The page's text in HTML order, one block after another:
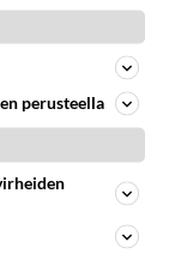
Toisaalta
perusteella